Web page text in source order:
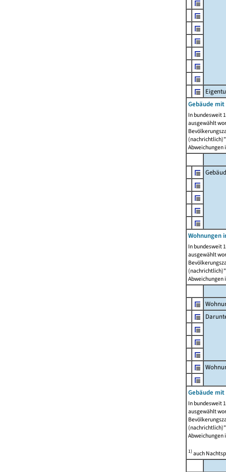
Gebäude
In bundesweit
ausgewählt
Abweichungen
Wohnungen
In bundesweit
ausgewählt
Abweichungen
Gebäude
In bundesweit
ausgewählt
Abweichungen
1)auch